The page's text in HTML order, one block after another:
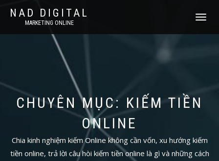
NAD DIGITAL
MARKETING ONLINE
T
G
I
I
N
CHUYÊN MỤC: KIẾM TIỀN
ONLINE
Chia kinh nghiệm kiếm Online không cần vốn, xu hướng kiếm
tiền online, trả lời câu hòi kiếm tiền online là gì và những cách